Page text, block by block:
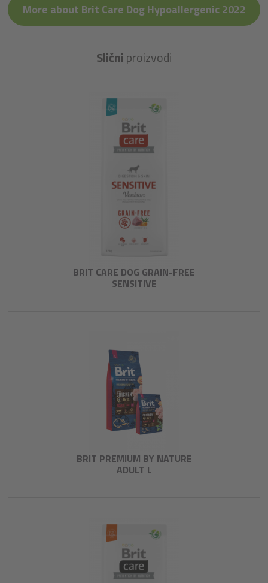
More about Brit Care Dog Hypoallergenic 2022
Sličniproizvodi
BRIT CARE DOG GRAIN-FREE
SENSITIVE
BRIT PREMIUM BY NATURE
ADULT L